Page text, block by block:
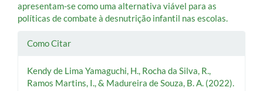
apresentam-se como uma alternativa viável para as
políticas de combate à desnutrição infantil nas escolas.
Detalhes
artigo
Como Citar
Kendy de Lima Yamaguchi, H., Rocha da Silva, R.,
Ramos Martins, I., & Madureira de Souza, B. A. (2022).